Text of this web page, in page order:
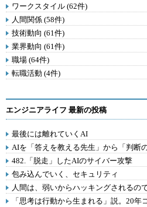
ワークスタイル (62件)
人間関係 (58件)
技術動向 (61件)
業界動向 (61件)
職場 (64件)
転職活動 (4件)
エンジニアライフ 最新の投稿
最後には離れていくAI
AIを「答えを教える先生」から「判断
482.「脱走」したAIのサイバー攻撃
包み込んでいく、セキュリティ
人間は、弱いからハッキングされるの
「思考は行動から生まれる」説。20